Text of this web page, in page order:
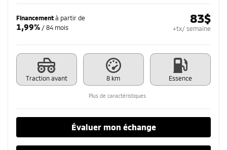
Financement à partir de
1,99% / 84 mois
83$
+tx/ semaine
Traction avant 8 km Essence
Plus de caractéristiques
Évaluer mon échange